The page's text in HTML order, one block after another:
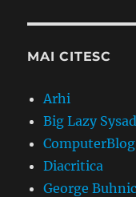
MAI CITESC
Arhi
Big Lazy
ComputerBlog
Diacritica
George